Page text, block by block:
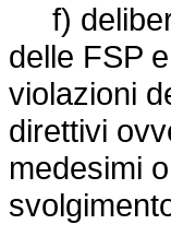
f)
delle FSP
violazioni
direttivi
medesimi